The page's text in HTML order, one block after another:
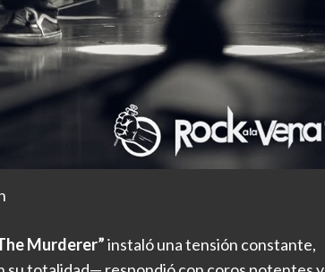
Murderer”instaló una tensión constante,